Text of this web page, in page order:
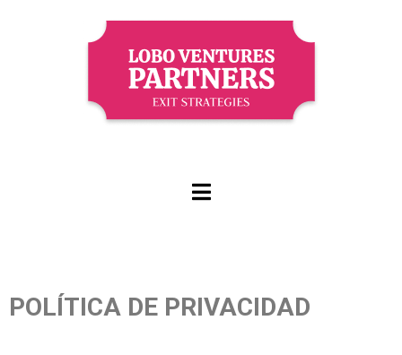
POLÍTICA DE PRIVACIDAD